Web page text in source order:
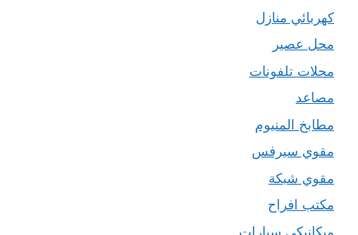
كهربائي منازل
محل عصير
محلات تلفونات
مصاعد
مطابخ المنيوم
مقوي سيرفس
مقوي شبكة
مكتب افراح
ميكانيكي سيارات